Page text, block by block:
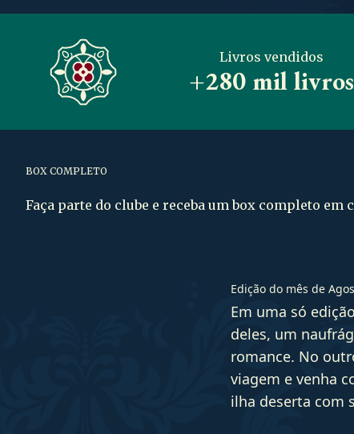
Livros vendidos
+280 mil livros
BOX COMPLETO
Faça parte do clube e receba um box completo em
Edição do mês de
Em uma só
deles, um
romance. No
viagem e venha
ilha deserta com